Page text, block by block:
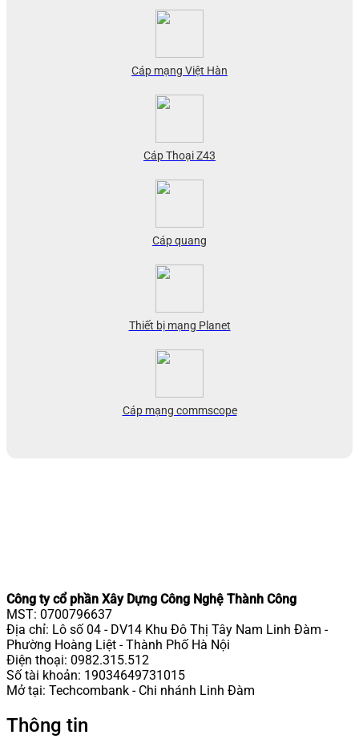
Cáp mạng Việt Hàn
Cáp Thoại Z43
Cáp quang
Thiết bị mạng Planet
Cáp mạng commscope
Công ty cổ phần Xây Dựng Công Nghệ Thành Công
MST: 0700796637
Địa chỉ: Lô số 04 - DV14 Khu Đô Thị Tây Nam Linh Đàm -
Phường Hoàng Liệt - Thành Phố Hà Nội
Điện thoại: 0982.315.512
Số tài khoản: 19034649731015
Mở tại: Techcombank - Chi nhánh Linh Đàm
Thông tin